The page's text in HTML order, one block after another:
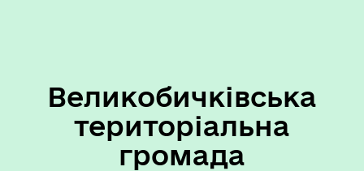
Великобичківська
територіальна
громада